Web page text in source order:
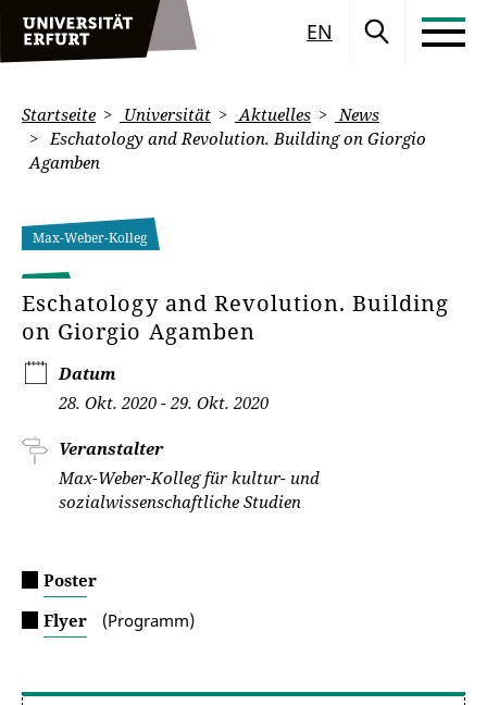
EN
Startseite Universität Aktuelles
News
Eschatology and Revolution. Building on Giorgio
Agamben
Max-Weber-Kolleg
Eschatology and Revolution. Building
on Giorgio Agamben
Datum
28. Okt. 2020 - 29. Okt. 2020
Veranstalter
Max-Weber-Kolleg für kultur- und
sozialwissenschaftliche Studien
Poster
Flyer
(Programm)